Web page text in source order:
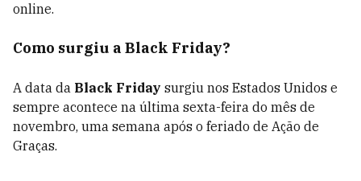
online.
Como surgiu a Black Friday?
A data da Black Friday surgiu nos Estados Unidos e
sempre acontece na última sexta-feira do mês de
novembro, uma semana após o feriado de Ação de
Graças.